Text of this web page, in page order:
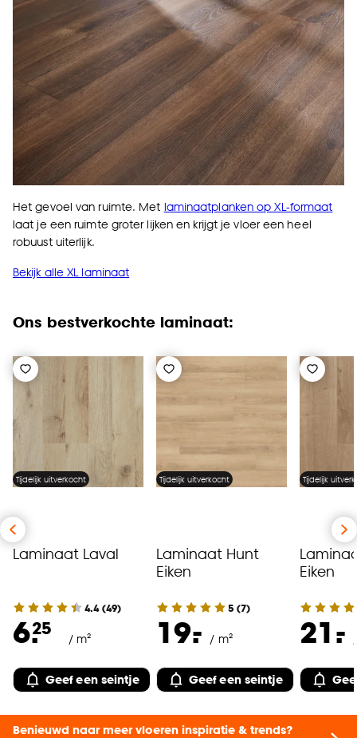
Het gevoel van ruimte. Met laminaatplanken op XL-formaat
laat je een ruimte groter lijken en krijgt je vloer een heel
robuust uiterlijk.
Bekijk alle XL laminaat
Ons bestverkochte laminaat:
Tijdelijk uitverkocht
Laminaat Laval
4.4(49)
6.25
/ m²
Geef een seintje
Tijdelijk uitverkocht
Laminaat Hunt
Eiken
5 (7)
19.
- / m²
Geef een seintje
Tijdelijk
Eiken
21.
-
Benieuwd naar meer vloeren inspiratie & trends?